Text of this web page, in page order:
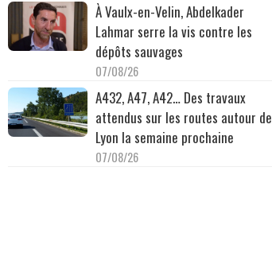
À Vaulx-en-Velin, Abdelkader
Lahmar serre la vis contre les
dépôts sauvages
07/08/26
A432, A47, A42… Des travaux
attendus sur les routes autour de
Lyon la semaine prochaine
07/08/26